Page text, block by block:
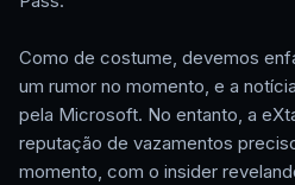
Como de costume, devemos
um rumor no momento, e a
pela Microsoft. No entanto, a
reputação de vazamentos
momento, com o insider